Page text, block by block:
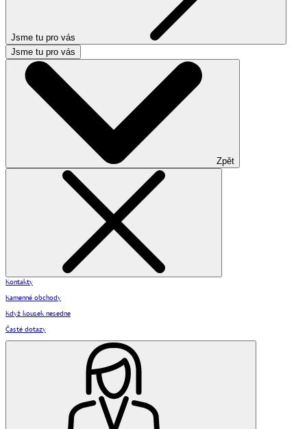
Jsme tu pro vás
Jsme tu pro vás
Zpět
Kontakty
Kamenné obchody
Když kousek nesedne
Časté dotazy